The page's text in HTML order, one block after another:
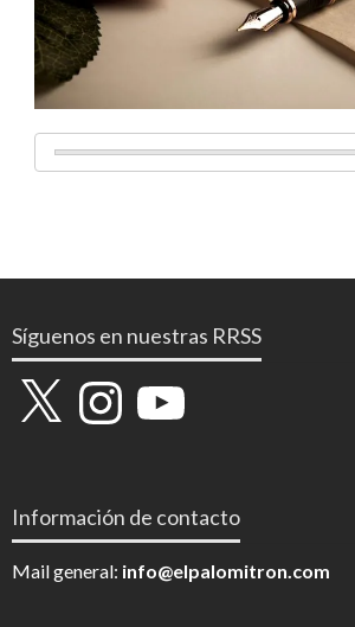
Síguenos en nuestras RRSS
X InstagramYouTube
Información de contacto
Mail general: info@elpalomitron.com